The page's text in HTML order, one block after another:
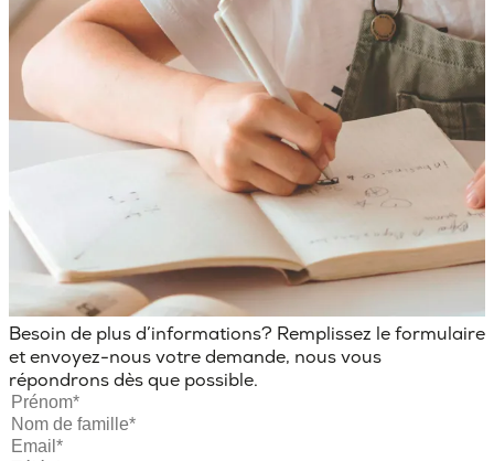
Besoin de plus d’informations? Remplissez le formulaire
et envoyez-nous votre demande, nous vous
répondrons dès que possible.